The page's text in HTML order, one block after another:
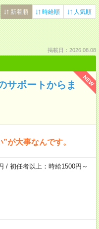
新着順 時給順 人気順
掲載日：2026.08.08
NEW
サポートからま
が大事なんです。
/ 初任者以上：時給1500円～